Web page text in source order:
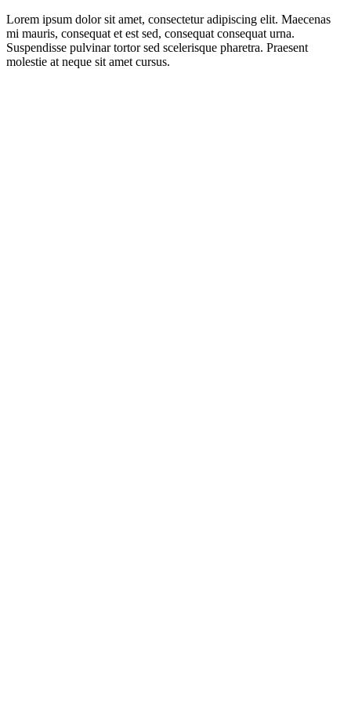
Lorem ipsum dolor sit amet, consectetur adipiscing elit. Maecenas
mi mauris, consequat et est sed, consequat consequat urna.
Suspendisse pulvinar tortor sed scelerisque pharetra. Praesent
molestie at neque sit amet cursus.